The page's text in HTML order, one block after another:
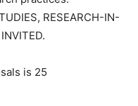
RESEARCH-IN-
is 25